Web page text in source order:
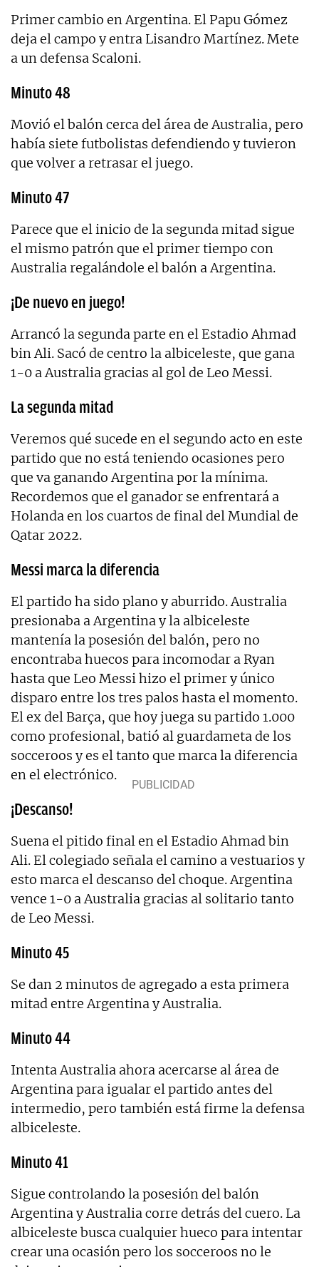
Primer cambio en Argentina. El Papu Gómez
deja el campo y entra Lisandro Martínez. Mete
a un defensa Scaloni.
Minuto 48
Movió el balón cerca del área de Australia, pero
había siete futbolistas defendiendo y tuvieron
que volver a retrasar el juego.
Minuto 47
Parece que el inicio de la segunda mitad sigue
el mismo patrón que el primer tiempo con
Australia regalándole el balón a Argentina.
¡De nuevo en juego!
Arrancó la segunda parte en el Estadio Ahmad
bin Ali. Sacó de centro la albiceleste, que gana
1-0 a Australia gracias al gol de Leo Messi.
La segunda mitad
Veremos qué sucede en el segundo acto en este
partido que no está teniendo ocasiones pero
que va ganando Argentina por la mínima.
Recordemos que el ganador se enfrentará a
Holanda en los cuartos de final del Mundial de
Qatar 2022.
Messi marca la diferencia
El partido ha sido plano y aburrido. Australia
presionaba a Argentina y la albiceleste
mantenía la posesión del balón, pero no
encontraba huecos para incomodar a Ryan
hasta que Leo Messi hizo el primer y único
disparo entre los tres palos hasta el momento.
El ex del Barça, que hoy juega su partido 1.000
como profesional, batió al guardameta de los
socceroos y es el tanto que marca la diferencia
en el electrónico.
¡Descanso!
Suena el pitido final en el Estadio Ahmad bin
Ali. El colegiado señala el camino a vestuarios y
esto marca el descanso del choque. Argentina
vence 1-0 a Australia gracias al solitario tanto
de Leo Messi.
Minuto 45
Se dan 2 minutos de agregado a esta primera
mitad entre Argentina y Australia.
Minuto 44
Intenta Australia ahora acercarse al área de
Argentina para igualar el partido antes del
intermedio, pero también está firme la defensa
albiceleste.
Minuto 41
Sigue controlando la posesión del balón
Argentina y Australia corre detrás del cuero. La
albiceleste busca cualquier hueco para intentar
crear una ocasión pero los socceroos no le